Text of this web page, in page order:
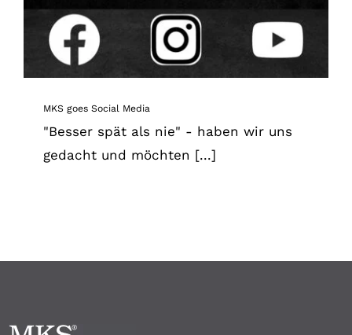
MKS goes Social Media
"Besser spät als nie" - haben wir uns
gedacht und möchten [...]